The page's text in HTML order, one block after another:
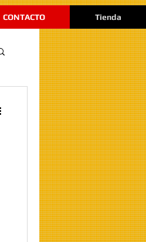
CONTACTO Tienda